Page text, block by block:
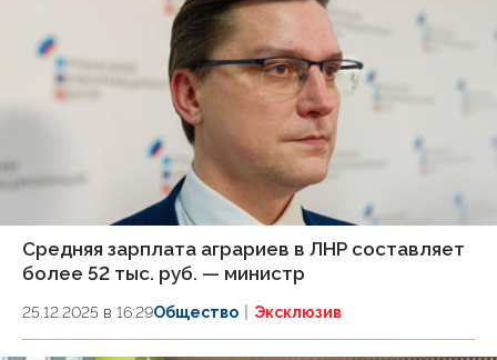
Средняя зарплата аграриев в ЛНР составляет
более 52 тыс. руб. — министр
25.12.2025 в 16:29Общество Эксклюзив